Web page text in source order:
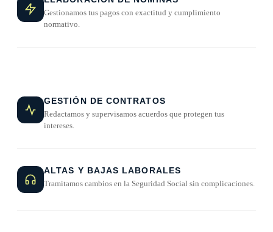
Gestionamos tus pagos con exactitud y cumplimiento
normativo.
GESTIÓN DE CONTRATOS
Redactamos y supervisamos acuerdos que protegen tus
intereses.
ALTAS Y BAJAS LABORALES
Tramitamos cambios en la Seguridad Social sin complicaciones.